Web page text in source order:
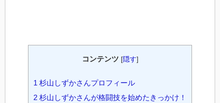
コンテンツ [隠す]
1 杉山しずかさんプロフィール
2 杉山しずかさんが格闘技を始めたきっかけ！